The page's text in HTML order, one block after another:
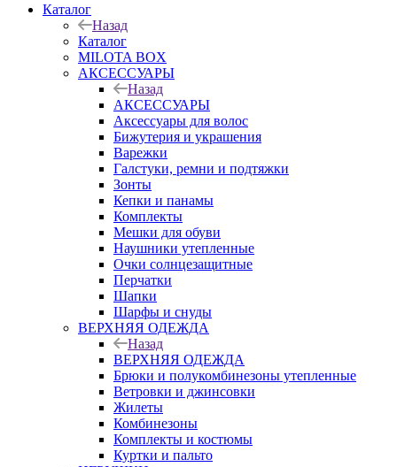
Каталог
Назад
Каталог
MILOTA BOX
АКСЕССУАРЫ
Назад
АКСЕССУАРЫ
Аксессуары для волос
Бижутерия и украшения
Варежки
Галстуки, ремни и подтяжки
Зонты
Кепки и панамы
Комплекты
Мешки для обуви
Наушники утепленные
Очки солнцезащитные
Перчатки
Шапки
Шарфы и снуды
ВЕРХНЯЯ ОДЕЖДА
Назад
ВЕРХНЯЯ ОДЕЖДА
Брюки и полукомбинезоны утепленные
Ветровки и джинсовки
Жилеты
Комбинезоны
Комплекты и костюмы
Куртки и пальто